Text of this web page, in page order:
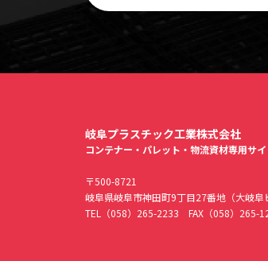
岐阜プラスチック工業株式会社
コンテナー・パレット・物流資材専用サイ
〒500-8721
岐阜県岐阜市神田町9丁目27番地（大岐阜
TEL
（058）265-2233 FAX（058）265-